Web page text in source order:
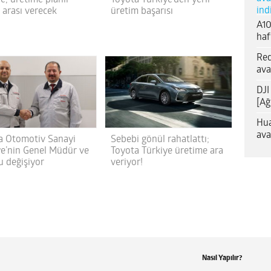
arası verecek
üretim başarısı
Otomotiv Sanayi
Genel Müdür ve
değişiyor
Sebebi gönül rahatlattı;
Toyota Türkiye üretime ara
veriyor!
Nasıl Yapılır?